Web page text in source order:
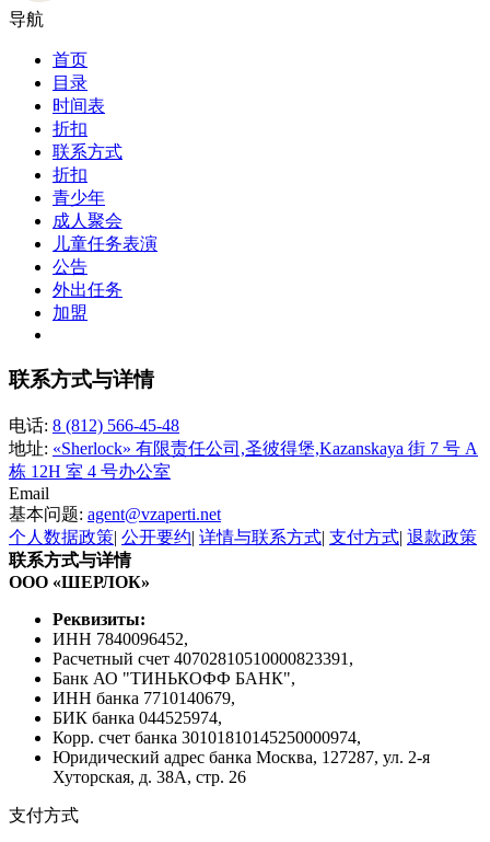
导航
首页
目录
时间表
折扣
联系方式
折扣
青少年
成人聚会
儿童任务表演
公告
外出任务
加盟
联系方式与详情
电话: 8 (812) 566-45-48
地址: «Sherlock» 有限责任公司,圣彼得堡,Kazanskaya 街 7 号 A
栋 12H 室 4 号办公室
Email
基本问题: agent@vzaperti.net
个人数据政策| 公开要约| 详情与联系方式| 支付方式| 退款政策
联系方式与详情
ООО «ШЕРЛОК»
Реквизиты:
ИНН 7840096452,
Расчетный счет 40702810510000823391,
Банк АО "ТИНЬКОФФ БАНК",
ИНН банка 7710140679,
БИК банка 044525974,
Корр. счет банка 30101810145250000974,
Юридический адрес банка Москва, 127287, ул. 2-я
Хуторская, д. 38А, стр. 26
支付方式